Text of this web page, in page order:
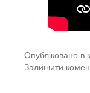
Опубліковано в
Залишити